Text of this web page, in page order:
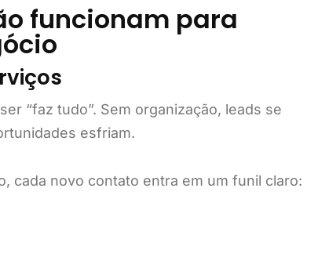
funcionam para
“faz tudo”. Sem organização, leads se
esfriam.
cada novo contato entra em um funil claro: